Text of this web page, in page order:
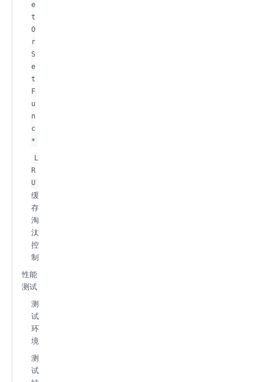
e
t
O
r
S
e
t
F
u
n
c
*
L
R
U
缓
存
淘
汰
控
制
性能
测试
测
试
环
境
测
试